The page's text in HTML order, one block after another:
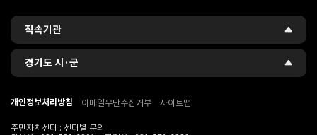
관련사이트
직속기관
경기도 시·군
개인정보처리방침 이메일무단수집거부 사이트맵
주민자치센터 : 센터별 문의